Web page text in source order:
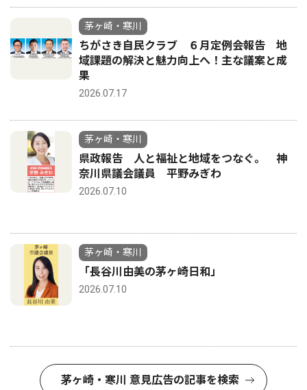
茅ヶ崎・寒川
ちがさき自民クラブ ６月定例会報告 地
域課題の解決と魅力向上へ！主な議案と成
果
2026.07.17
茅ヶ崎・寒川
県政報告 人と福祉と地域をつなぐ。 神
奈川県議会議員 平野みぎわ
2026.07.10
茅ヶ崎・寒川
「長谷川由美の茅ヶ崎日和」
2026.07.10
茅ヶ崎・寒川 意見広告の記事を検索